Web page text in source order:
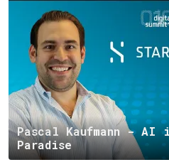
Pascal Kaufmann - AI
Paradise